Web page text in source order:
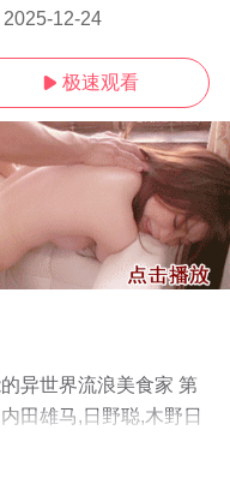
2025-12-24
 极速观看
异世界流浪美食家 第
田雄马,日野聪,木野日
子,白砂沙帆,浪川大辅,